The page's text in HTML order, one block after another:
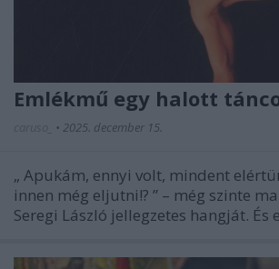
Emlékmű egy halott
caruso_ • 2025. december 15.
„ Apukám, ennyi volt, mindent
innen még eljutni!? ” – még szinte
Seregi László jellegzetes hangját. És